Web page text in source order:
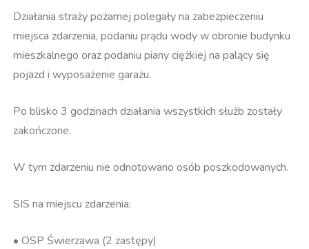
Działania straży pożarnej polegały na zabezpieczeniu
miejsca zdarzenia, podaniu prądu wody w obronie budynku
mieszkalnego oraz podaniu piany ciężkiej na palący się
pojazd i wyposażenie garażu.
Po blisko 3 godzinach działania wszystkich służb zostały
zakończone.
W tym zdarzeniu nie odnotowano osób poszkodowanych.
SIS na miejscu zdarzenia:
• OSP Świerzawa (2 zastępy)